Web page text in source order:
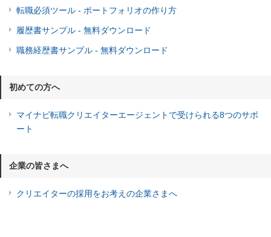
転職必須ツール - ポートフォリオの作り方
履歴書サンプル - 無料ダウンロード
職務経歴書サンプル - 無料ダウンロード
初めての方へ
マイナビ転職クリエイターエージェントで受けられる8つのサポ
ート
企業の皆さまへ
クリエイターの採用をお考えの企業さまへ